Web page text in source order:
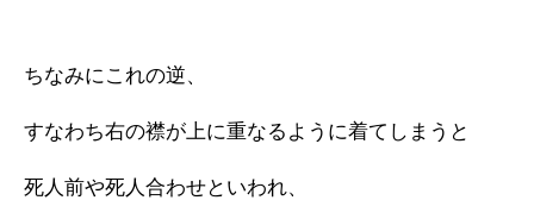
ちなみにこれの逆、
すなわち右の襟が上に重なるように着てしまうと
死人前や死人合わせといわれ、